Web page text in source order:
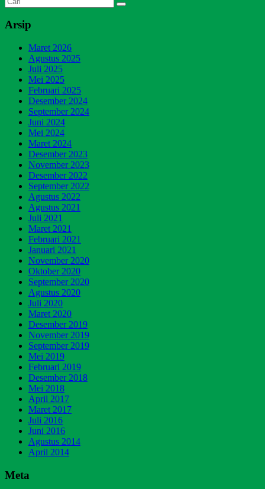
Arsip
Maret 2026
Agustus 2025
Juli 2025
Mei 2025
Februari 2025
Desember 2024
September 2024
Juni 2024
Mei 2024
Maret 2024
Desember 2023
November 2023
Desember 2022
September 2022
Agustus 2022
Agustus 2021
Juli 2021
Maret 2021
Februari 2021
Januari 2021
November 2020
Oktober 2020
September 2020
Agustus 2020
Juli 2020
Maret 2020
Desember 2019
November 2019
September 2019
Mei 2019
Februari 2019
Desember 2018
Mei 2018
April 2017
Maret 2017
Juli 2016
Juni 2016
Agustus 2014
April 2014
Meta